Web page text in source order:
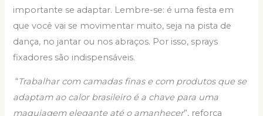
importante se adaptar. Lembre-se: é uma festa em
que você vai se movimentar muito, seja na pista de
dança, no jantar ou nos abraços. Por isso, sprays
fixadores são indispensáveis.
“Trabalhar com camadas finas e com produtos que se
adaptam ao calor brasileiro é a chave para uma
maquiagem elegante até o amanhecer”, reforça